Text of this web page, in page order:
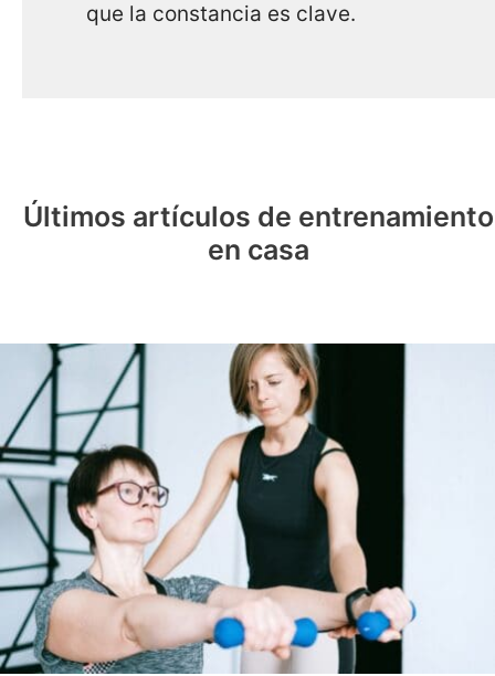
que la constancia es clave.
Últimos artículos de entrenamiento
en casa